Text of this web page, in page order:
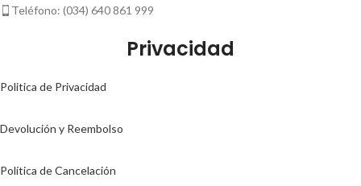
Teléfono: (034) 640 861 999
Privacidad
Politica de Privacidad
Devolución y Reembolso
Política de Cancelación